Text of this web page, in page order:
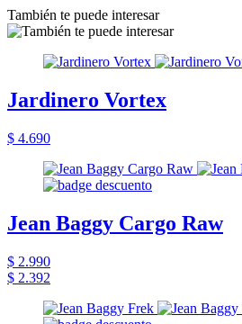
También te puede interesar
Jardinero Vortex
$ 4.690
Jean Baggy Cargo Raw
$ 2.990
$ 2.392